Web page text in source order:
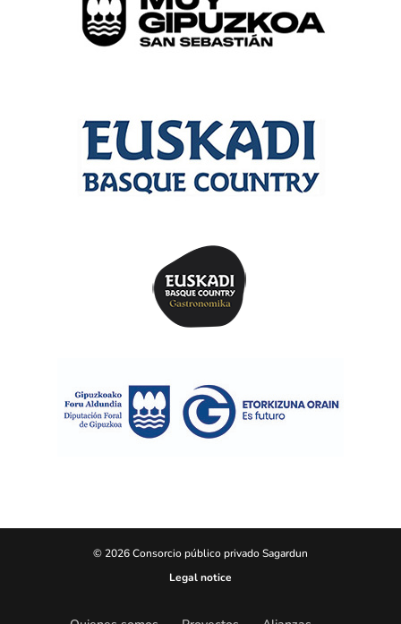
© 2026 Consorcio público privado Sagardun
Legal notice